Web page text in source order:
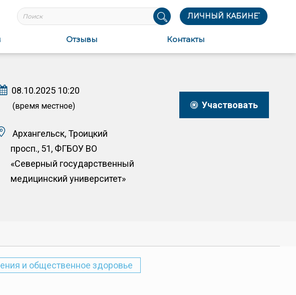
ЛИЧНЫЙ КАБИНЕТ
Отзывы Контакты
08.10.2025 10:20
(время местное)
Архангельск, Троицкий
просп., 51, ФГБОУ ВО
«Северный государственный
медицинский университет»
Участвовать
и общественное здоровье